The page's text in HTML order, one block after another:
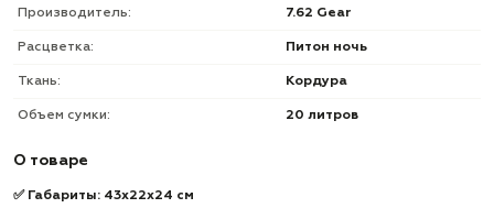
Производитель: 7.62 Gear
Расцветка: Питон ночь
Ткань: Кордура
Объем сумки: 20 литров
О товаре
✅ Габариты: 43х22х24 см